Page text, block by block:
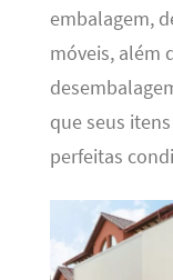
embalagem,
móveis, além
que seus
perfeitas